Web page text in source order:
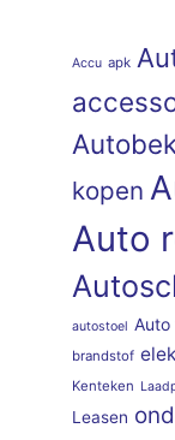
Accu apk
kopen
Auto
autostoel Auto
brandstof
Kenteken
Leasen